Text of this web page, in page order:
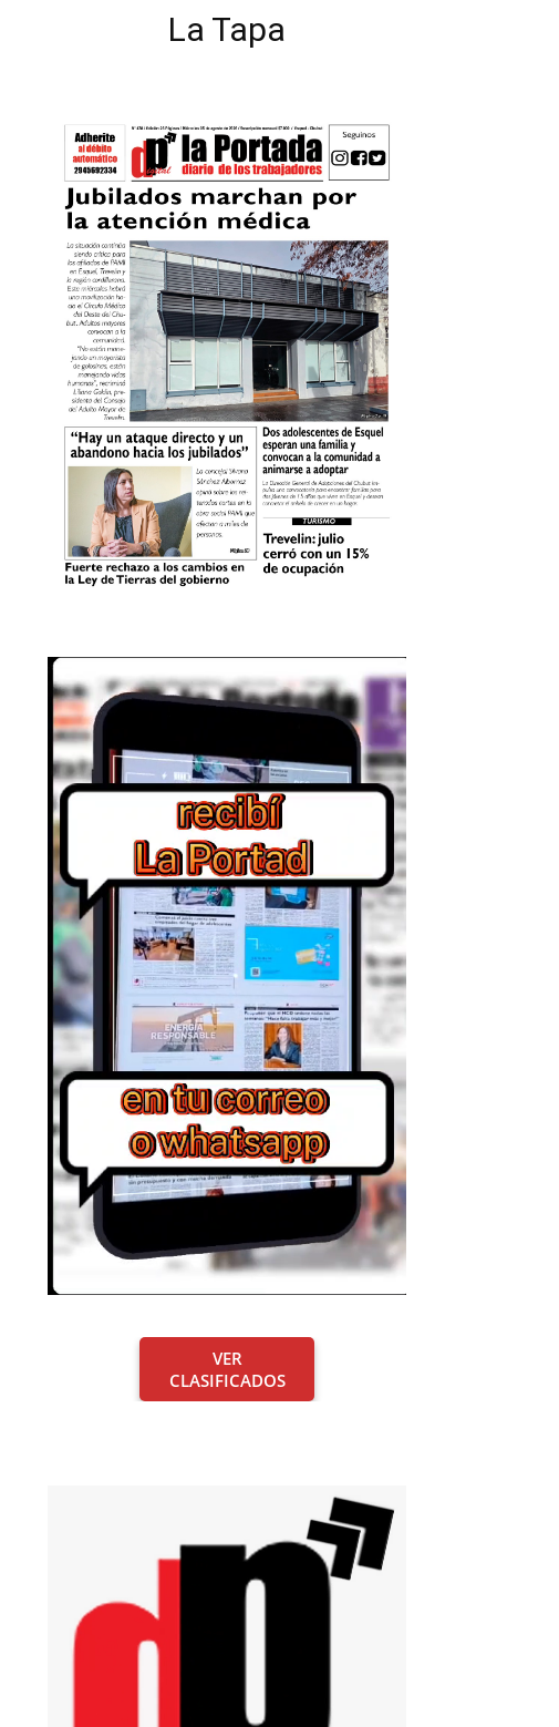
La Tapa
VER
CLASIFICADOS